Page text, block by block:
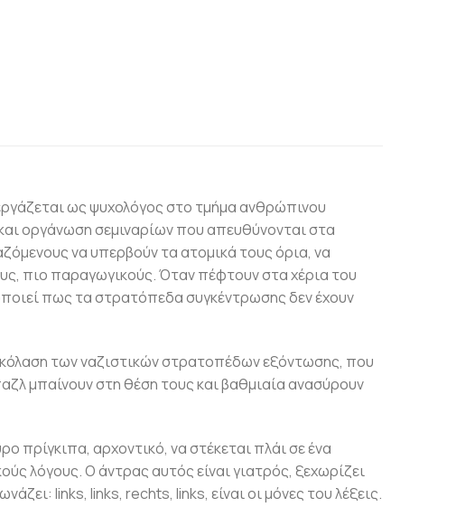
ως ψυχολόγος στο τμήμα ανθρώπινου
οργάνωση σεμιναρίων που απευθύνονται στα
να υπερβούν τα ατομικά τους όρια, να
πιο παραγωγικούς. Όταν πέφτουν στα χέρια του
πως τα στρατόπεδα συγκέντρωσης δεν έχουν
των ναζιστικών στρατοπέδων εξόντωσης, που
μπαίνουν στη θέση τους και βαθμιαία ανασύρουν
αρχοντικό, να στέκεται πλάι σε ένα
λόγους. Ο άντρας αυτός είναι γιατρός, ξεχωρίζει
links, links, rechts, links, είναι οι μόνες του λέξεις.